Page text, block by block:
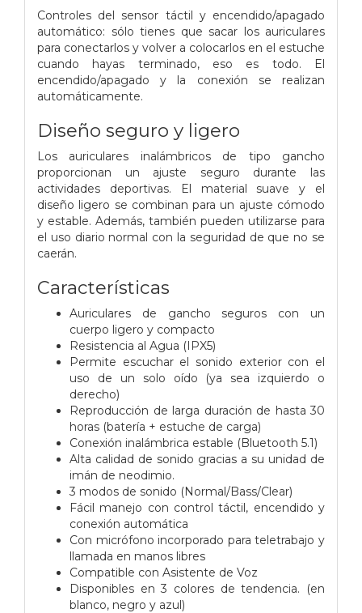
Controles del sensor táctil y encendido/apagado
automático: sólo tienes que sacar los auriculares
para conectarlos y volver a colocarlos en el estuche
cuando hayas terminado, eso es todo. El
encendido/apagado y la conexión se realizan
automáticamente.
Diseño seguro y ligero
Los auriculares inalámbricos de tipo gancho
proporcionan un ajuste seguro durante las
actividades deportivas. El material suave y el
diseño ligero se combinan para un ajuste cómodo
y estable. Además, también pueden utilizarse para
el uso diario normal con la seguridad de que no se
caerán.
Características
Auriculares de gancho seguros con un
cuerpo ligero y compacto
Resistencia al Agua (IPX5)
Permite escuchar el sonido exterior con el
uso de un solo oído (ya sea izquierdo o
derecho)
Reproducción de larga duración de hasta 30
horas (batería + estuche de carga)
Conexión inalámbrica estable (Bluetooth 5.1)
Alta calidad de sonido gracias a su unidad de
imán de neodimio.
3 modos de sonido (Normal/Bass/Clear)
Fácil manejo con control táctil, encendido y
conexión automática
Con micrófono incorporado para teletrabajo y
llamada en manos libres
Compatible con Asistente de Voz
Disponibles en 3 colores de tendencia. (en
blanco, negro y azul)